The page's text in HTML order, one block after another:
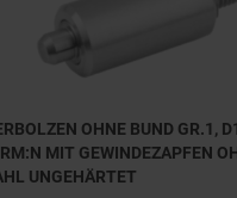
OHNE BUND GR.1,
MIT GEWINDEZAPFEN
UNGEHÄRTET